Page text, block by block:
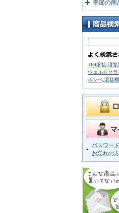
季節の商
TIG溶接 溶接
ウェルドクラ
ボンベ 溶接機
パスワー
お忘れの